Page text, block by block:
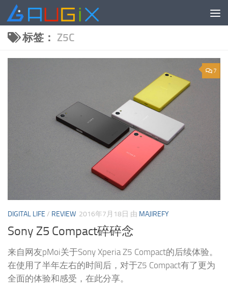
跳至内容
标签： Z5C
7
DIGITAL LIFE / REVIEW 2016年7月18日 由 MAJIREFY
Sony Z5 Compact碎碎念
来自网友pMoi关于Sony Xperia Z5 Compact的后续体验。
在使用了半年左右的时间后，对于Z5 Compact有了更为
全面的体验和感受，在此分享。